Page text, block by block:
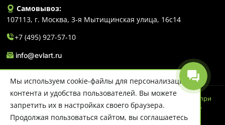
Самовывоз:
107113, г. Москва, 3-я Мытищинская улица, 16с14
+7 (495) 927-57-10
info@evlart.ru
© 2026 Evlart. Сайт несет информационный характер и ни при
каких обстоятельствах не является публичной офертой.
Политика конфиденциальности
Мы используем cookie-файлы для персонализации
контента и удобства пользователей. Вы можете
запретить их в настройках своего браузера.
Продолжая пользоваться сайтом, вы соглашаетесь